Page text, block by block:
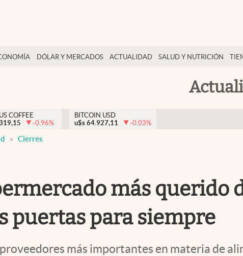
DÓLAR Y MERCADOS ACTUALIDAD SALUD Y NUTRICIÓN
COFFEE
-0.96%
BITCOIN USD
u$s 64.927,11 -0.03%
Cierres
más querido
puertas para siempre
más importantes en materia de